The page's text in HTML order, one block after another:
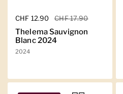
Regulärer Preis
CHF 12.90 Sale-Preis
CHF 17.90
Thelema Sauvignon
Blanc 2024
2024